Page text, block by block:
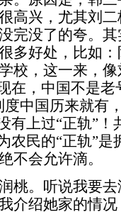
高兴，尤其刘
完没了的夸。
多好处，比如
校，这一来，
在，中国不是老
中国历来就有
有上过“正轨”
农民的“正轨”
不会允许滴。
桃。听说我要
介绍她家的情